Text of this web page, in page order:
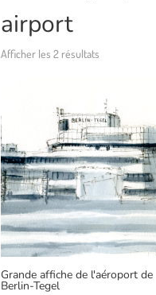
airport
Afficher les 2 résultats
Grande affiche de l'aéroport de
Berlin-Tegel